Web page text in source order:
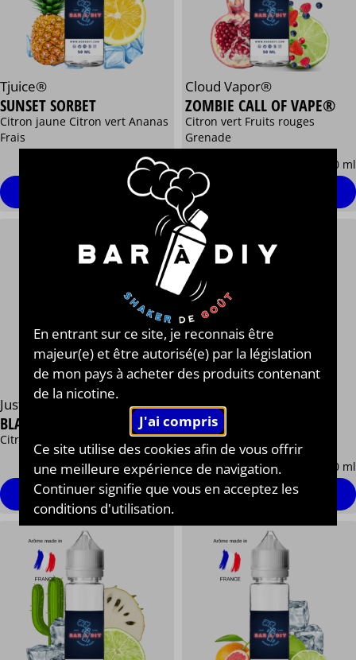
Tjuice®
SUNSET SORBET
Citron jaune Citron vert Ananas
Frais
/ 50 ml
Cloud Vapor®
ZOMBIE CALL OF VAPE®
Citron vert Fruits rouges
Grenade
/ 50 ml
Just Juice®
BLACKCURRANT & LIME
Citron vert Cassis Frais
13,90 € / 50 ml
Personnaliser
Just Juice®
GUANABANA & LIME
Corossol Citron vert
13,90 €
/ 50 ml
Personnaliser
En entrant sur ce site, je reconnais être
majeur(e) et être autorisé(e) par la législation
de mon pays à acheter des produits contenant
de la nicotine.
Ce site utilise des cookies afin de vous offrir
une meilleure expérience de navigation.
Continuer signifie que vous en acceptez les
conditions d'utilisation.